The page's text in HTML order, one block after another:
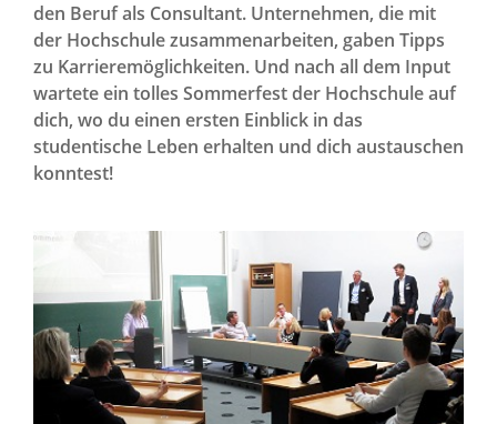
den Beruf als Consultant. Unternehmen, die mit
der Hochschule zusammenarbeiten, gaben Tipps
zu Karrieremöglichkeiten. Und nach all dem Input
wartete ein tolles Sommerfest der Hochschule auf
dich, wo du einen ersten Einblick in das
studentische Leben erhalten und dich austauschen
konntest!